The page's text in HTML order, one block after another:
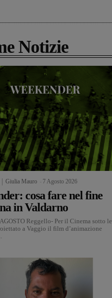
Notizie
Giulia Mauro 7 Agosto 2026
cosa fare nel fine
in Valdarno
Reggello- Per il Cinema sotto le
a Vaggio il film d’animazione